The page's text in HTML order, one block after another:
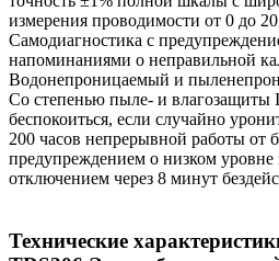
измерения проводимости от 0 до
Самодиагностика с
напоминаниями о неправильной
Водонепроницаемый и
Со степенью пыле- и влагозащиты
беспокоиться, если случайно
200 часов непрерывной работы от
предупреждением о низком уровне
отключением через 8 минут
Технические